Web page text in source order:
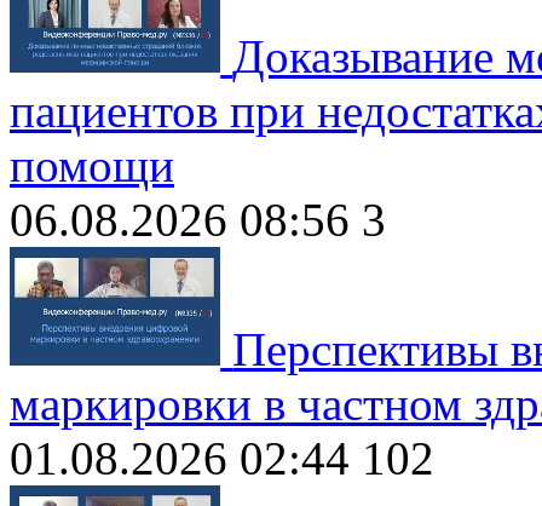
Доказывание
пациентов при
помощи
06.08.2026 08:56 3
Перспективы
маркировки в частном
01.08.2026 02:44 102